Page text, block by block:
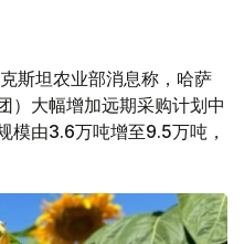
斯坦农业部消息称，哈萨
）大幅增加远期采购计划中
模由3.6万吨增至9.5万吨，